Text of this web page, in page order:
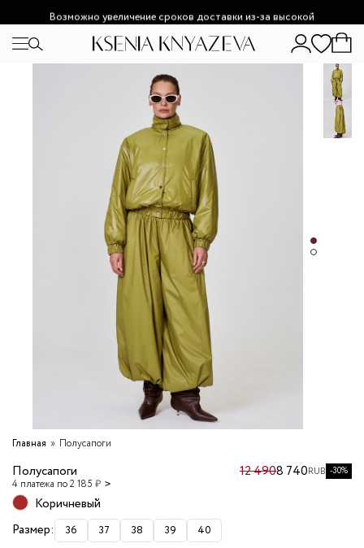
загруженности.
Главная Полусапоги
Полусапоги
4 платежа по 2 185 ₽
12 4908 740RUB -30%
Коричневый
Размер:
36 37 38 39 40